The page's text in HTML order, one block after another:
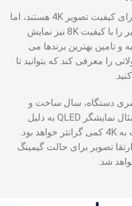
معمولا دارای کیفیت تصویر 4K هستند، اما
برخی از سری ها قادرند که تصاویر را با کیفیت 8K نیز نمایش
و تامین بهترین برندها می
را معرفی کند که بتوانید تا
سری دستگاه، سال ساخت و
امکانات آن توجه کنید. به عنوان مثال نمایشگر QLED به دلیل
تکنولوژی جدیدتری که دارد نسبت به 4K کمی گرانتر خواهد بود.
تصویر برای حالت گیمینگ
شد.